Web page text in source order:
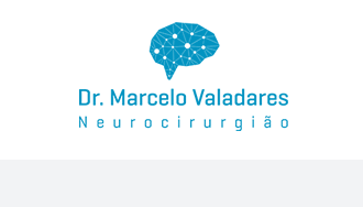
conteúdo